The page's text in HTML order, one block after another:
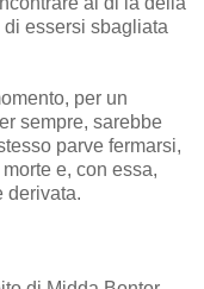
di essersi sbagliata
per un
sempre, sarebbe
parve fermarsi,
e, con essa,
derivata.